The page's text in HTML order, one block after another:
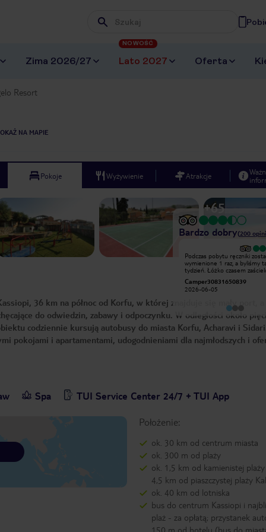
Wpisz frazę, której szukasz
Zima 2026/27 Lato 2027
NOWOŚĆ
Oferta
Resort
NA MAPIE
Pokoje Wyżywienie Atrakcje
+65
Bardzo dobry(200
Wyjątkowy
Najmilsza obsługa hotelu jaką
znajdzie coś dla siebie. Wspaniały
stosunek ceny do jakości
Podczas pobytu ręczniki
wymienione 1 raz, a byliśmy
tydzień. Łóżko czasem
prześcieradło zwinięte w
szafce. Raz po "sprzątaniu"
padniętą osę. Pozostawiono
ok. W hotelu jest waga bagażową, ale
żeby zdążyć walizkę, trzeba
automat), na recepcji nie
rozmienić pieniędzy na
Camper30831650839
2026-06-05
36 km na północ od Korfu, w której znajduje się mały port, a
do odwiedzin, zabawy i odpoczynku. W odległości około
codziennie kursują autobusy do miasta Korfu, Acharavi i
pokojami i apartamentami, udogodnieniami dla najmłodszych i
Spa TUI Service Center 24/7 + TUI App
Położenie:
ok. 30 km od centrum miasta
ok. 300 m od plaży
ok. 1,5 km od kamienistej
4,5 km od piaszczystej plaży
ok. 40 km od lotniska
bus do centrum Kassiopi i
plaż - za opłatą; przystanek
150 m od hotelu (bus do